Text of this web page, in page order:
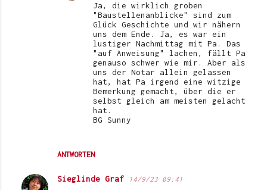
ANTWORTEN
Ja, die wirklich groben
"Baustellenanblicke" sind zum
Glück Geschichte und wir nähern
uns dem Ende. Ja, es war ein
lustiger Nachmittag mit Pa. Das
"auf Anweisung" lachen, fällt Pa
genauso schwer wie mir. Aber als
uns der Notar allein gelassen
hat, hat Pa irgend eine witzige
Bemerkung gemacht, über die er
selbst gleich am meisten gelacht
hat.
BG Sunny
Sieglinde Graf 14/9/23 09:41